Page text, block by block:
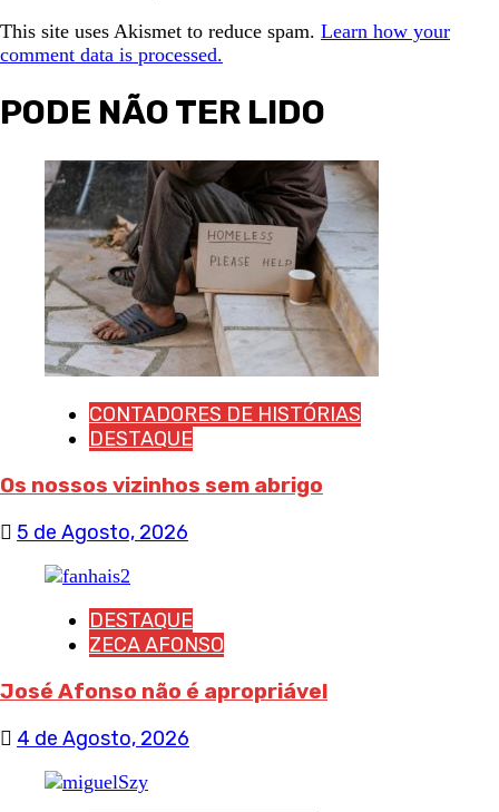
This site uses Akismet to reduce spam. Learn how your
comment data is processed.
PODE NÃO TER LIDO
CONTADORES DE HISTÓRIAS
DESTAQUE
Os nossos vizinhos sem abrigo
5 de Agosto, 2026
DESTAQUE
ZECA AFONSO
José Afonso não é apropriável
4 de Agosto, 2026